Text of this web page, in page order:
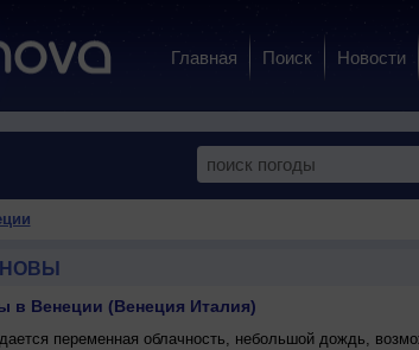
Главная Поиск Новости
в Венеции (Венеция Италия)
переменная облачность, небольшой дождь,